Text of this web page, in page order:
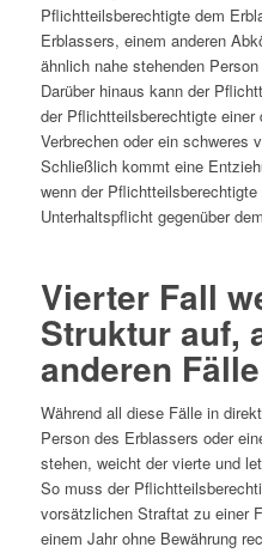
Pflichtteilsberechtigte dem
Erblassers, einem anderen
ähnlich nahe stehenden
Darüber hinaus kann der
der Pflichtteilsberechtigte einer
Verbrechen oder ein schweres
Schließlich kommt eine
wenn der
Unterhaltspflicht gegenüber
Vierter Fall
Struktur auf,
anderen Fälle
Während all diese Fälle in
Person des Erblassers oder
stehen, weicht der vierte und
So muss der
vorsätzlichen Straftat zu einer
einem Jahr ohne Bewährung